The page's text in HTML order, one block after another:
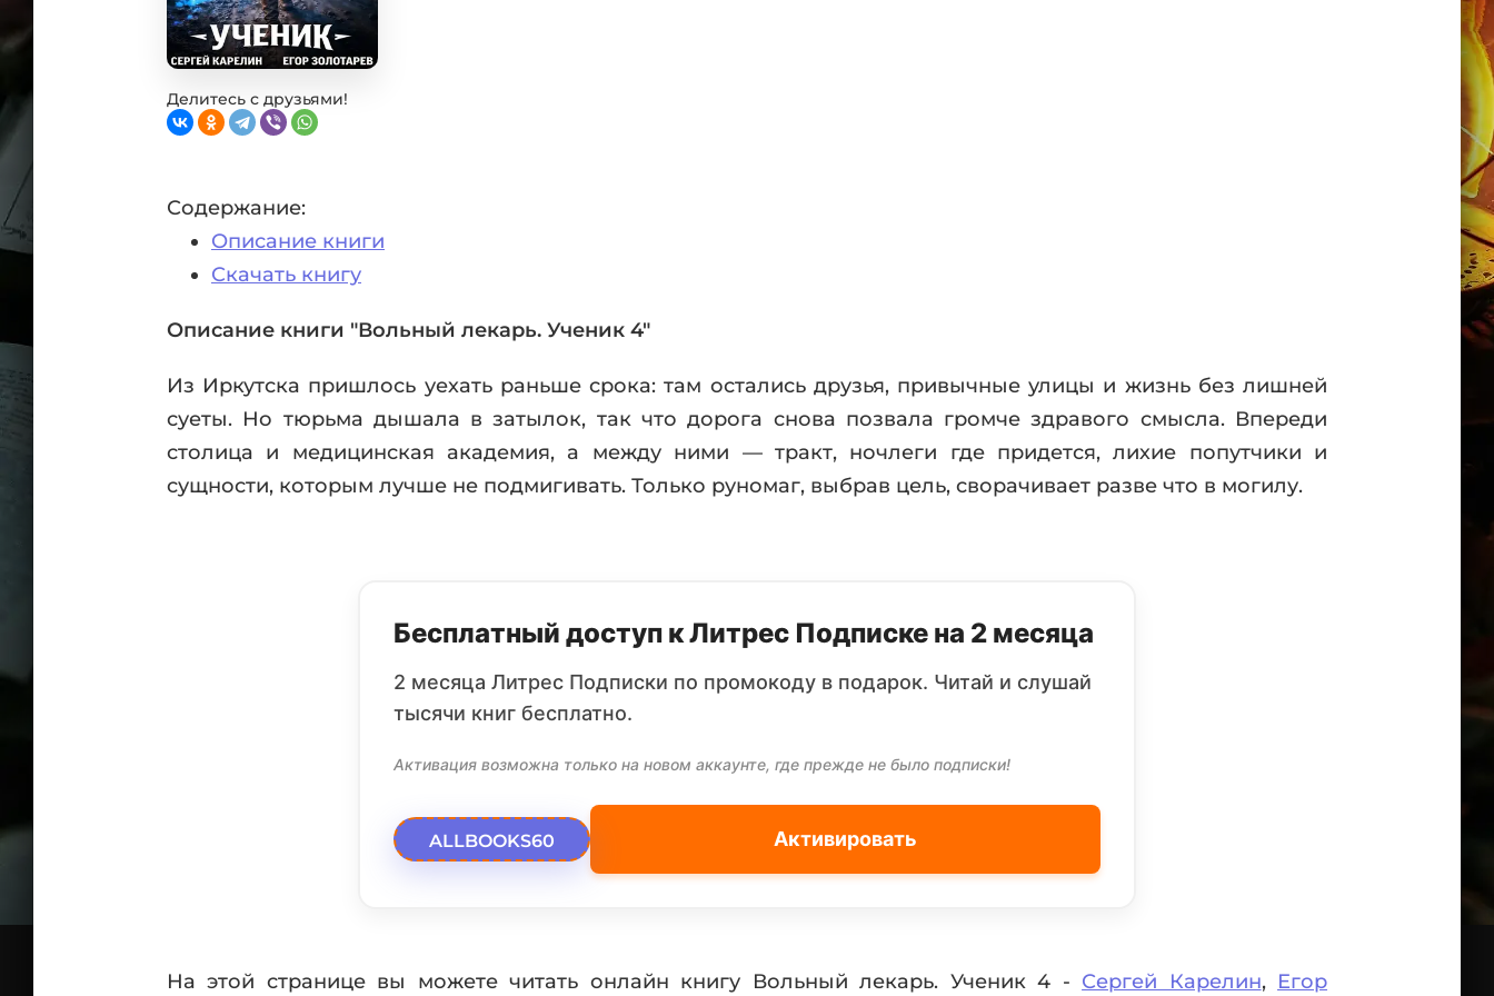
Делитесь с друзьями!
Содержание:
Описание книги
Скачать книгу
Описание книги "Вольный лекарь. Ученик 4"
Из Иркутска пришлось уехать раньше срока: там остались друзья, привычные улицы и жизнь без лишней
суеты. Но тюрьма дышала в затылок, так что дорога снова позвала громче здравого смысла. Впереди
столица и медицинская академия, а между ними — тракт, ночлеги где придется, лихие попутчики и
сущности, которым лучше не подмигивать. Только руномаг, выбрав цель, сворачивает разве что в могилу.
Бесплатный доступ к Литрес Подписке на 2 месяца
2 месяца Литрес Подписки по промокоду в подарок. Читай и слушай
тысячи книг бесплатно.
Активация возможна только на новом аккаунте, где прежде не было подписки!
ALLBOOKS60 Активировать
На этой странице вы можете читать онлайн книгу Вольный лекарь. Ученик 4 - Сергей Карелин, Егор